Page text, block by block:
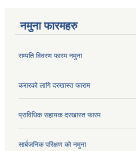
नमुना फारमहरु
सम्पति विवरण फारम नमुना
करारको लागि दरखास्त फाराम
प्राविधिक सहायक दरखास्त फारम
सार्बजनिक परिक्षण को नमुना